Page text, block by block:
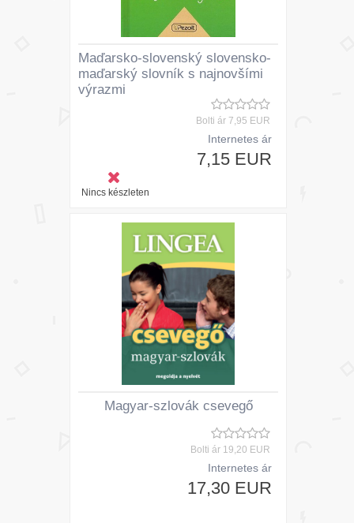
Maďarsko-slovenský slovensko-
maďarský slovník s najnovšími
výrazmi
Bolti ár 7,95 EUR
Internetes ár
7,15 EUR
Nincs készleten
Magyar-szlovák csevegő
Bolti ár 19,20 EUR
Internetes ár
17,30 EUR